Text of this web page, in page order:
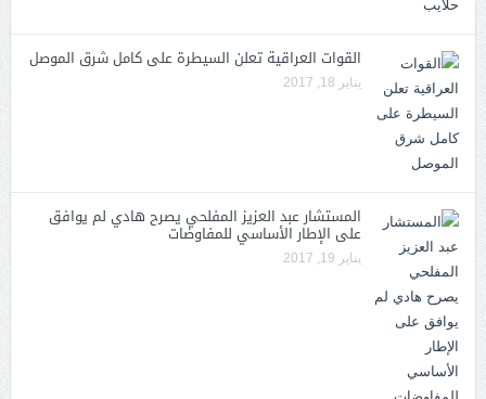
القوات العراقية تعلن السيطرة على كامل شرق الموصل
يناير 18, 2017
المستشار عبد العزيز المفلحي يصرح هادي لم يوافق
على الإطار الأساسي للمفاوضات
يناير 19, 2017